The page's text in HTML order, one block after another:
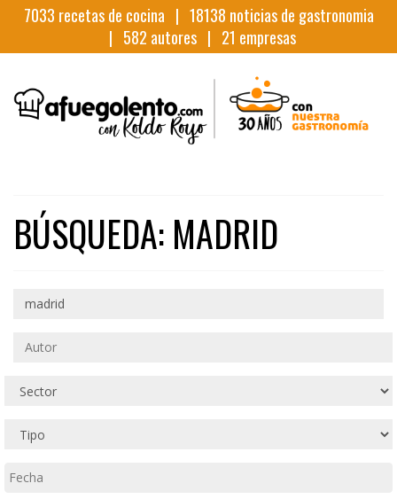
7033 recetas de cocina | 18138 noticias de gastronomia
| 582 autores | 21 empresas
BÚSQUEDA: MADRID